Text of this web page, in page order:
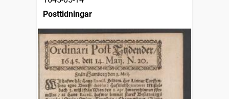
Posttidningar